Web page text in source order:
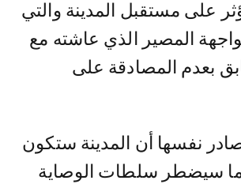
على مستقبل المدينة والتي
المصير الذي عاشته مع
بعدم المصادقة على
نفسها أن المدينة ستكون
ما سيضطر سلطات الوصاية